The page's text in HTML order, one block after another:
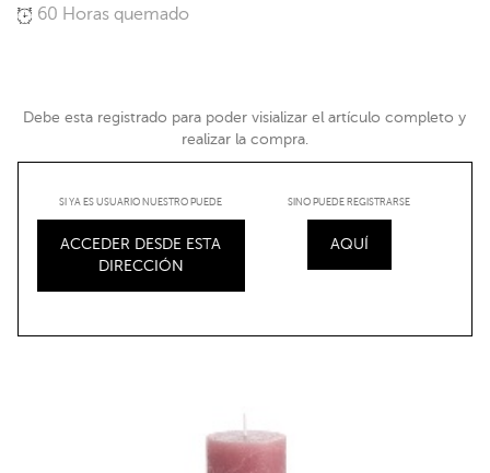
60 Horas quemado
Debe esta registrado para poder visializar el artículo completo y
realizar la compra.
SI YA ES USUARIO NUESTRO PUEDE
ACCEDER DESDE ESTA
DIRECCIÓN
SINO PUEDE REGISTRARSE
AQUÍ